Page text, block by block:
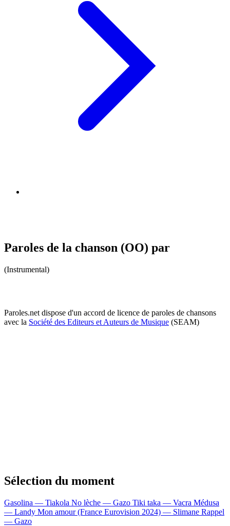
Paroles de la chanson (OO) par
(Instrumental)
Paroles.net dispose d'un accord de licence de paroles de chansons
avec la Société des Editeurs et Auteurs de Musique (SEAM)
Sélection du moment
Gasolina — Tiakola No lèche — Gazo Tiki taka — Vacra Médusa
— Landy Mon amour (France Eurovision 2024) — Slimane Rappel
— Gazo